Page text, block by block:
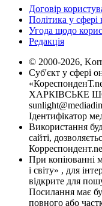
Договір
Політика у сфері
Угода щодо
Редакція
© 2000-2026,
Суб'єкт у сфері
ХАРКІВСЬКЕ
Ідентифікатор
Використання
сайті,
При копіюванні
і світу» , для
відкрите для
Посилання має
повного або